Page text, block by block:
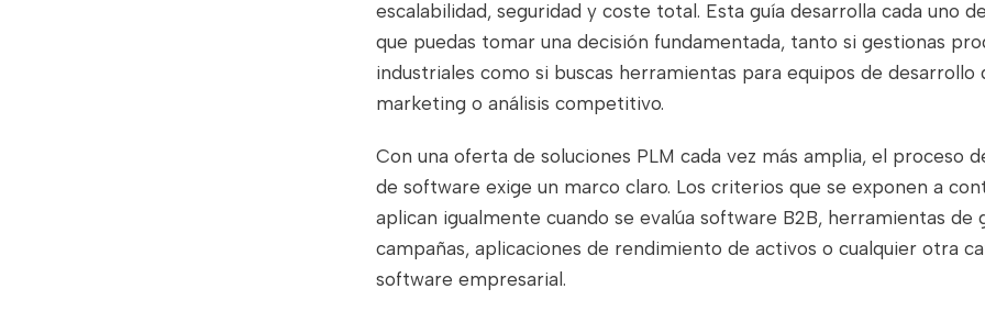
escalabilidad, seguridad y coste total. Esta guía desarrolla cada uno
que puedas tomar una decisión fundamentada, tanto si gestionas
industriales como si buscas herramientas para equipos de desarrollo
marketing o análisis competitivo.
Con una oferta de soluciones PLM cada vez más amplia, el proceso
de software exige un marco claro. Los criterios que se exponen a
aplican igualmente cuando se evalúa software B2B, herramientas de
campañas, aplicaciones de rendimiento de activos o cualquier otra
software empresarial.